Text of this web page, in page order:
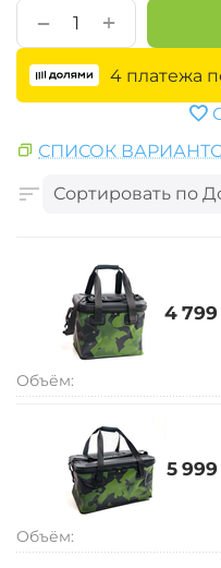
+
−
4 платежа
СПИСОК
Сортировать по
‍4 799‍
Объём:
‍5 999‍
Объём: